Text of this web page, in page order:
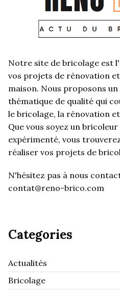
Notre site de bricolage est
vos projets de rénovation
maison. Nous proposons
thématique de qualité qui
le bricolage, la rénovation
Que vous soyez un
expérimenté, vous
réaliser vos projets de
N'hésitez pas à nous
contat@reno-brico.com
Categories
Actualités
Bricolage